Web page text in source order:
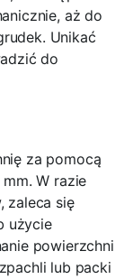
aż do
Unikać
do
za pomocą
W razie
zaleca się
użycie
powierzchni
lub packi